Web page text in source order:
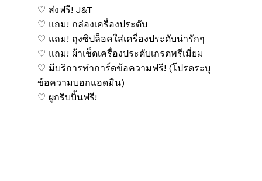
♡ ส่งฟรี! J&T
♡ แถม! กล่องเครื่องประดับ
♡ แถม! ถุงซิปล็อคใส่เครื่องประดับน่ารักๆ
♡ แถม! ผ้าเช็ดเครื่องประดับเกรดพรีเมี่ยม
♡ มีบริการทำการ์ดข้อความฟรี! (โปรดระบุ
ข้อความบอกแอดมิน)
♡ ผูกริบบิ้นฟรี!